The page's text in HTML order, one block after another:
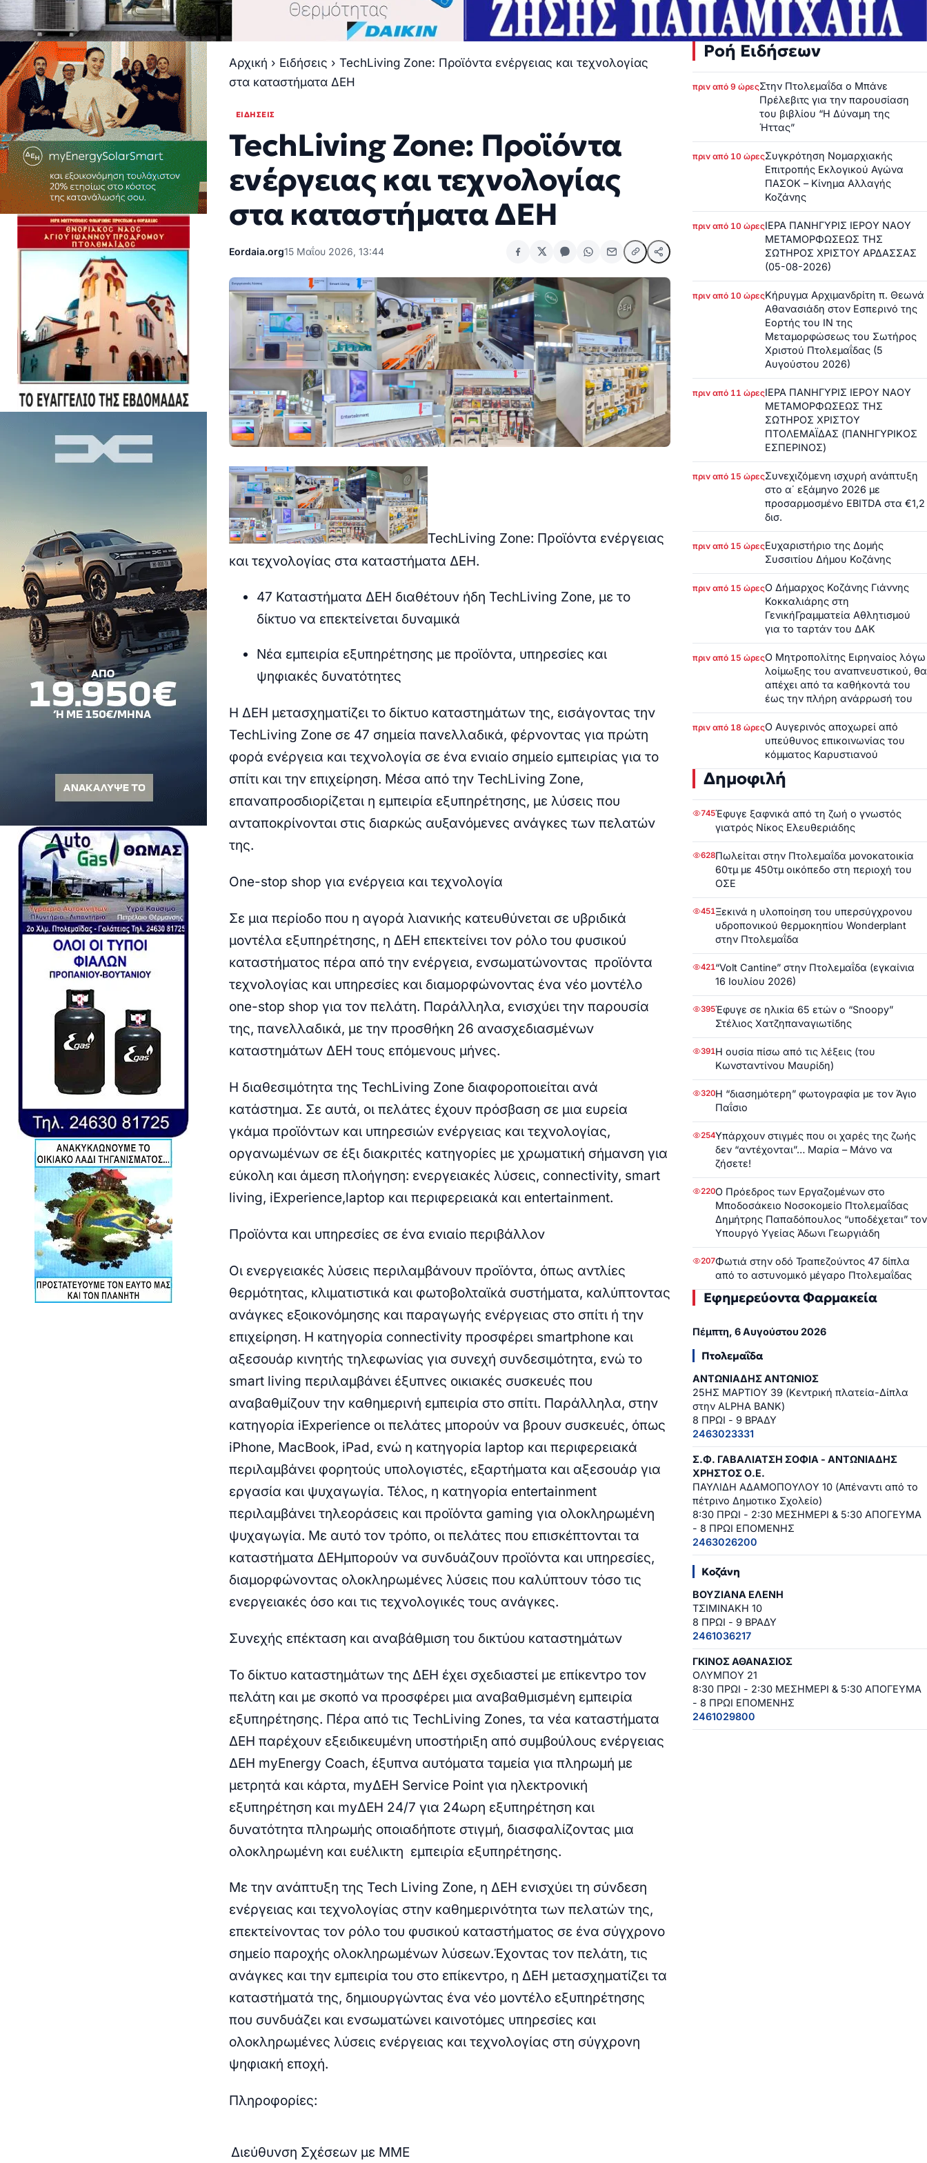
Αρχική › Ειδήσεις › TechLiving Zone: Προϊόντα ενέργειας και τεχνολογίας
στα καταστήματα ΔΕΗ
ΕΙΔΉΣΕΙΣ
TechLiving Zone: Προϊόντα
ενέργειας και τεχνολογίας
στα καταστήματα ΔΕΗ
Eordaia.org15 Μαΐου 2026, 13:44
TechLiving Zone: Προϊόντα ενέργειας
και τεχνολογίας στα καταστήματα ΔΕΗ.
47 Καταστήματα ΔΕΗ διαθέτουν ήδη TechLiving Zone, με το
δίκτυο να επεκτείνεται δυναμικά
Νέα εμπειρία εξυπηρέτησης με προϊόντα, υπηρεσίες και
ψηφιακές δυνατότητες
Η ΔΕΗ μετασχηματίζει το δίκτυο καταστημάτων της, εισάγοντας την
TechLiving Zone σε 47 σημεία πανελλαδικά, φέρνοντας για πρώτη
φορά ενέργεια και τεχνολογία σε ένα ενιαίο σημείο εμπειρίας για το
σπίτι και την επιχείρηση. Μέσα από την TechLiving Zone,
επαναπροσδιορίζεται η εμπειρία εξυπηρέτησης, με λύσεις που
ανταποκρίνονται στις διαρκώς αυξανόμενες ανάγκες των πελατών
της.
One-stop shop για ενέργεια και τεχνολογία
Σε μια περίοδο που η αγορά λιανικής κατευθύνεται σε υβριδικά
μοντέλα εξυπηρέτησης, η ΔΕΗ επεκτείνει τον ρόλο του φυσικού
καταστήματος πέρα από την ενέργεια, ενσωματώνοντας προϊόντα
τεχνολογίας και υπηρεσίες και διαμορφώνοντας ένα νέο μοντέλο
one-stop shop για τον πελάτη. Παράλληλα, ενισχύει την παρουσία
της, πανελλαδικά, με την προσθήκη 26 ανασχεδιασμένων
καταστημάτων ΔΕΗ τους επόμενους μήνες.
Η διαθεσιμότητα της TechLiving Zone διαφοροποιείται ανά
κατάστημα. Σε αυτά, οι πελάτες έχουν πρόσβαση σε μια ευρεία
γκάμα προϊόντων και υπηρεσιών ενέργειας και τεχνολογίας,
οργανωμένων σε έξι διακριτές κατηγορίες με χρωματική σήμανση για
εύκολη και άμεση πλοήγηση: ενεργειακές λύσεις, connectivity, smart
living, iExperience,laptop και περιφερειακά και entertainment.
Προϊόντα και υπηρεσίες σε ένα ενιαίο περιβάλλον
Οι ενεργειακές λύσεις περιλαμβάνουν προϊόντα, όπως αντλίες
θερμότητας, κλιματιστικά και φωτοβολταϊκά συστήματα, καλύπτοντας
ανάγκες εξοικονόμησης και παραγωγής ενέργειας στο σπίτι ή την
επιχείρηση. Η κατηγορία connectivity προσφέρει smartphone και
αξεσουάρ κινητής τηλεφωνίας για συνεχή συνδεσιμότητα, ενώ το
smart living περιλαμβάνει έξυπνες οικιακές συσκευές που
αναβαθμίζουν την καθημερινή εμπειρία στο σπίτι. Παράλληλα, στην
κατηγορία iExperience οι πελάτες μπορούν να βρουν συσκευές, όπως
iPhone, MacBook, iPad, ενώ η κατηγορία laptop και περιφερειακά
περιλαμβάνει φορητούς υπολογιστές, εξαρτήματα και αξεσουάρ για
εργασία και ψυχαγωγία. Τέλος, η κατηγορία entertainment
περιλαμβάνει τηλεοράσεις και προϊόντα gaming για ολοκληρωμένη
ψυχαγωγία. Με αυτό τον τρόπο, οι πελάτες που επισκέπτονται τα
καταστήματα ΔΕΗμπορούν να συνδυάζουν προϊόντα και υπηρεσίες,
διαμορφώνοντας ολοκληρωμένες λύσεις που καλύπτουν τόσο τις
ενεργειακές όσο και τις τεχνολογικές τους ανάγκες.
Συνεχής επέκταση και αναβάθμιση του δικτύου καταστημάτων
Το δίκτυο καταστημάτων της ΔΕΗ έχει σχεδιαστεί με επίκεντρο τον
πελάτη και με σκοπό να προσφέρει μια αναβαθμισμένη εμπειρία
εξυπηρέτησης. Πέρα από τις TechLiving Zones, τα νέα καταστήματα
ΔΕΗ παρέχουν εξειδικευμένη υποστήριξη από συμβούλους ενέργειας
ΔΕΗ myEnergy Coach, έξυπνα αυτόματα ταμεία για πληρωμή με
μετρητά και κάρτα, myΔΕΗ Service Point για ηλεκτρονική
εξυπηρέτηση και myΔΕΗ 24/7 για 24ωρη εξυπηρέτηση και
δυνατότητα πληρωμής οποιαδήποτε στιγμή, διασφαλίζοντας μια
ολοκληρωμένη και ευέλικτη εμπειρία εξυπηρέτησης.
Με την ανάπτυξη της Tech Living Zone, η ΔΕΗ ενισχύει τη σύνδεση
ενέργειας και τεχνολογίας στην καθημερινότητα των πελατών της,
επεκτείνοντας τον ρόλο του φυσικού καταστήματος σε ένα σύγχρονο
σημείο παροχής ολοκληρωμένων λύσεων.Έχοντας τον πελάτη, τις
ανάγκες και την εμπειρία του στο επίκεντρο, η ΔΕΗ μετασχηματίζει τα
καταστήματά της, δημιουργώντας ένα νέο μοντέλο εξυπηρέτησης
που συνδυάζει και ενσωματώνει καινοτόμες υπηρεσίες και
ολοκληρωμένες λύσεις ενέργειας και τεχνολογίας στη σύγχρονη
ψηφιακή εποχή.
Πληροφορίες:
Διεύθυνση Σχέσεων με ΜΜΕ
Ροή Ειδήσεων
πριν από 9 ώρεςΣτην Πτολεμαΐδα ο Μπάνε
Πρέλεβιτς για την παρουσίαση
του βιβλίου “Η Δύναμη της
Ήττας”
πριν από 10 ώρεςΣυγκρότηση Νομαρχιακής
Επιτροπής Εκλογικού Αγώνα
ΠΑΣΟΚ – Κίνημα Αλλαγής
Κοζάνης
πριν από 10 ώρεςΙΕΡΑ ΠΑΝΗΓΥΡΙΣ ΙΕΡΟΥ ΝΑΟΥ
ΜΕΤΑΜΟΡΦΩΣΕΩΣ ΤΗΣ
ΣΩΤΗΡΟΣ ΧΡΙΣΤΟΥ ΑΡΔΑΣΣΑΣ
(05-08-2026)
πριν από 10 ώρεςΚήρυγμα Αρχιμανδρίτη π. Θεωνά
Αθανασιάδη στον Εσπερινό της
Εορτής του ΙΝ της
Μεταμορφώσεως του Σωτήρος
Χριστού Πτολεμαΐδας (5
Αυγούστου 2026)
πριν από 11 ώρεςΙΕΡΑ ΠΑΝΗΓΥΡΙΣ ΙΕΡΟΥ ΝΑΟΥ
ΜΕΤΑΜΟΡΦΩΣΕΩΣ ΤΗΣ
ΣΩΤΗΡΟΣ ΧΡΙΣΤΟΥ
ΠΤΟΛΕΜΑΪΔΑΣ (ΠΑΝΗΓΥΡΙΚΟΣ
ΕΣΠΕΡΙΝΟΣ)
πριν από 15 ώρεςΣυνεχιζόμενη ισχυρή ανάπτυξη
στο α΄ εξάμηνο 2026 με
προσαρμοσμένο EBITDA στα €1,2
δισ.
πριν από 15 ώρεςΕυχαριστήριο της Δομής
Συσσιτίου Δήμου Κοζάνης
πριν από 15 ώρεςΟ Δήμαρχος Κοζάνης Γιάννης
Κοκκαλιάρης στη
ΓενικήΓραμματεία Αθλητισμού
για το ταρτάν του ΔΑΚ
πριν από 15 ώρεςΟ Μητροπολίτης Ειρηναίος λόγω
λοίμωξης του αναπνευστικού, θα
απέχει από τα καθήκοντά του
έως την πλήρη ανάρρωσή του
πριν από 18 ώρεςΟ Αυγερινός αποχωρεί από
υπεύθυνος επικοινωνίας του
κόμματος Καρυστιανού
Δημοφιλή
745Έφυγε ξαφνικά από τη ζωή ο γνωστός
γιατρός Νίκος Ελευθεριάδης
628Πωλείται στην Πτολεμαΐδα μονοκατοικία
60τμ με 450τμ οικόπεδο στη περιοχή του
ΟΣΕ
451Ξεκινά η υλοποίηση του υπερσύγχρονου
υδροπονικού θερμοκηπίου Wonderplant
στην Πτολεμαΐδα
421“Volt Cantine” στην Πτολεμαΐδα (εγκαίνια
16 Ιουλίου 2026)
395Έφυγε σε ηλικία 65 ετών ο “Snoopy”
Στέλιος Χατζηπαναγιωτίδης
391Η ουσία πίσω από τις λέξεις (του
Κωνσταντίνου Μαυρίδη)
320Η “διασημότερη” φωτογραφία με τον Άγιο
Παΐσιο
254Υπάρχουν στιγμές που οι χαρές της ζωής
δεν “αντέχονται”… Μαρία – Μάνο να
ζήσετε!
220Ο Πρόεδρος των Εργαζομένων στο
Μποδοσάκειο Νοσοκομείο Πτολεμαΐδας
Δημήτρης Παπαδόπουλος “υποδέχεται” τον
Υπουργό Υγείας Άδωνι Γεωργιάδη
207Φωτιά στην οδό Τραπεζούντος 47 δίπλα
από το αστυνομικό μέγαρο Πτολεμαΐδας
Εφημερεύοντα Φαρμακεία
Πέμπτη, 6 Αυγούστου 2026
Πτολεμαΐδα
ΑΝΤΩΝΙΑΔΗΣ ΑΝΤΩΝΙΟΣ
25ΗΣ ΜΑΡΤΙΟΥ 39 (Κεντρική πλατεία-Δίπλα
στην ALPHA BANK)
8 ΠΡΩΙ - 9 ΒΡΑΔΥ
2463023331
Σ.Φ. ΓΑΒΑΛΙΑΤΣΗ ΣΟΦΙΑ - ΑΝΤΩΝΙΑΔΗΣ
ΧΡΗΣΤΟΣ Ο.Ε.
ΠΑΥΛΙΔΗ ΑΔΑΜΟΠΟΥΛΟΥ 10 (Απέναντι από το
πέτρινο Δημοτικο Σχολείο)
8:30 ΠΡΩΙ - 2:30 ΜΕΣΗΜΕΡΙ & 5:30 ΑΠΟΓΕΥΜΑ
- 8 ΠΡΩΙ ΕΠΟΜΕΝΗΣ
2463026200
Κοζάνη
ΒΟΥΖΙΑΝΑ ΕΛΕΝΗ
ΤΣΙΜΙΝΑΚΗ 10
8 ΠΡΩΙ - 9 ΒΡΑΔΥ
2461036217
ΓΚΙΝΟΣ ΑΘΑΝΑΣΙΟΣ
ΟΛΥΜΠΟΥ 21
8:30 ΠΡΩΙ - 2:30 ΜΕΣΗΜΕΡΙ & 5:30 ΑΠΟΓΕΥΜΑ
- 8 ΠΡΩΙ ΕΠΟΜΕΝΗΣ
2461029800